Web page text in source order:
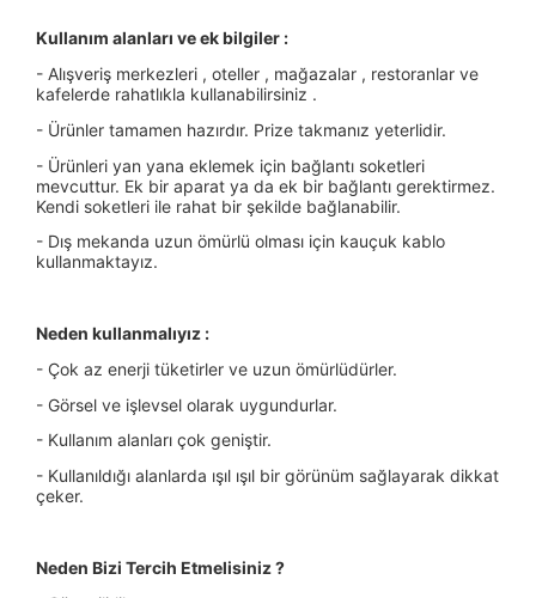
Kullanım alanları ve ek bilgiler :
- Alışveriş merkezleri , oteller , mağazalar , restoranlar ve
kafelerde rahatlıkla kullanabilirsiniz .
- Ürünler tamamen hazırdır. Prize takmanız yeterlidir.
- Ürünleri yan yana eklemek için bağlantı soketleri
mevcuttur. Ek bir aparat ya da ek bir bağlantı gerektirmez.
Kendi soketleri ile rahat bir şekilde bağlanabilir.
- Dış mekanda uzun ömürlü olması için kauçuk kablo
kullanmaktayız.
Neden kullanmalıyız :
- Çok az enerji tüketirler ve uzun ömürlüdürler.
- Görsel ve işlevsel olarak uygundurlar.
- Kullanım alanları çok geniştir.
- Kullanıldığı alanlarda ışıl ışıl bir görünüm sağlayarak dikkat
çeker.
Neden Bizi Tercih Etmelisiniz ?